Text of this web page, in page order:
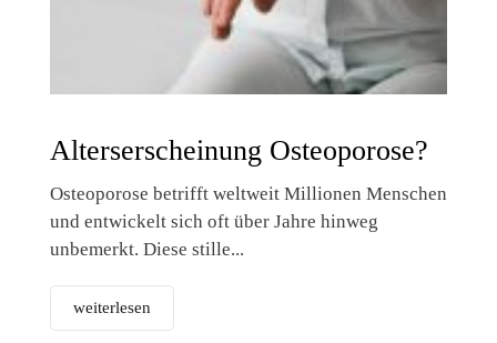
Alterserscheinung Osteoporose?
Osteoporose betrifft weltweit Millionen Menschen
und entwickelt sich oft über Jahre hinweg
unbemerkt. Diese stille...
weiterlesen